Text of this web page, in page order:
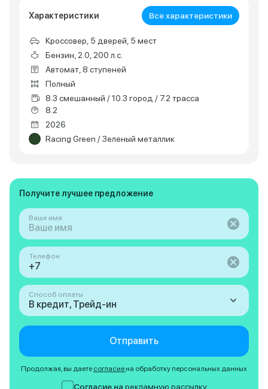
Характеристики Все характеристики
Кроссовер, 5 дверей, 5 мест
Бензин, 2.0, 200 л.с.
Автомат, 8 ступеней
Полный
8.3 смешанный / 10.3 город / 7.2 трасса
8.2
2026
Racing Green / Зеленый металлик
Получите лучшее предложение
Ваше имя
Телефон
Способ оплаты
В кредит, Трейд-ин
Отправить
Продолжая, вы даете согласие на обработку персональных данных
Согласие на рекламную рассылку